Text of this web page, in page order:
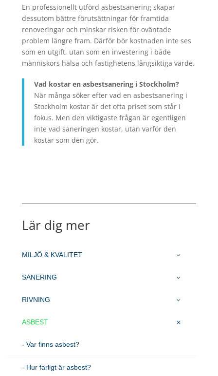
En professionellt utförd asbestsanering skapar
dessutom bättre förutsättningar för framtida
renoveringar och minskar risken för oväntade
problem längre fram. Därför bör kostnaden inte ses
som en utgift, utan som en investering i både
människors hälsa och fastighetens långsiktiga värde.
Vad kostar en asbestsanering i Stockholm?
När många söker efter vad en asbestsanering i
Stockholm kostar är det ofta priset som står i
fokus. Men den viktigaste frågan är egentligen
inte vad saneringen kostar, utan varför den
kostar som den gör.
Lär dig mer
MILJÖ & KVALITET
SANERING
RIVNING
ASBEST
- Var finns asbest?
- Hur farligt är asbest?